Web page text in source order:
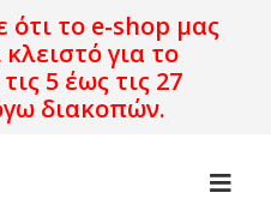
το e-shop μας
για το
5 έως τις 27
διακοπών.